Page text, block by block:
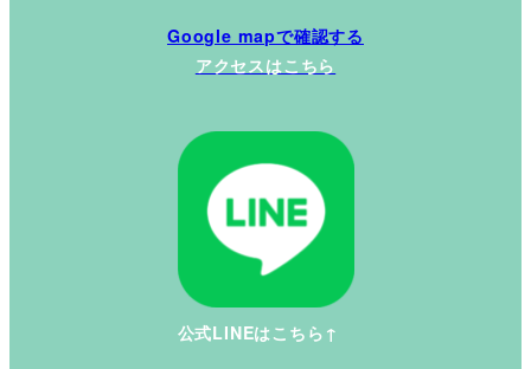
Google mapで確認する
アクセスはこちら
公式LINEはこちら↑